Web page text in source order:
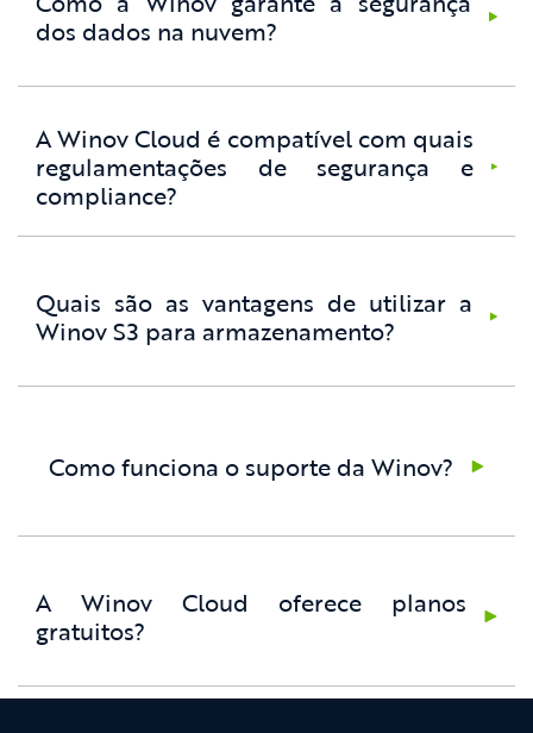
dos dados na nuvem?
A Winov Cloud é compatível com quais
regulamentações de segurança e
compliance?
Quais são as vantagens de utilizar a
Winov S3 para armazenamento?
Como funciona o suporte da Winov?
A Winov Cloud oferece planos
gratuitos?